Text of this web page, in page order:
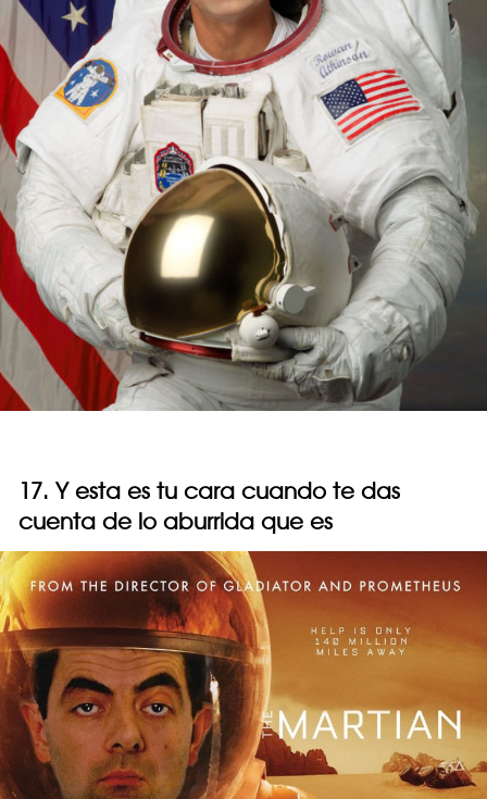
17. Y esta es tu cara cuando te das
cuenta de lo aburrida que es